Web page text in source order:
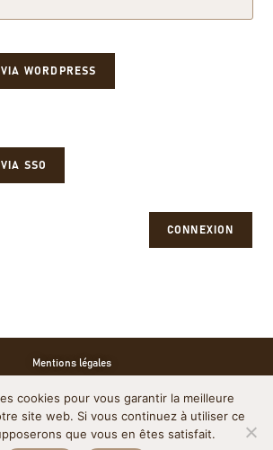
SSO
CONNEXION
Mentions légales
Politique de cookies
cookies pour vous garantir la meilleure
site web. Si vous continuez à utiliser ce
que vous en êtes satisfait.